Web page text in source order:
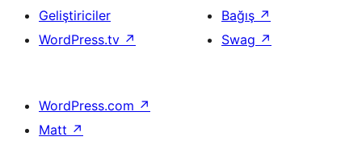
Geliştiriciler
WordPress.tv ↗
Bağış ↗
Swag ↗
WordPress.com ↗
Matt ↗